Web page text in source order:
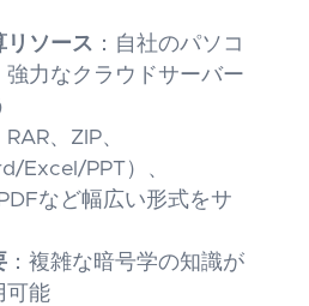
リソース ：自社のパソコ
強力なクラウドサーバー
RAR、ZIP、
Excel/PPT）、
など幅広い形式をサ
：複雑な暗号学の知識が
可能